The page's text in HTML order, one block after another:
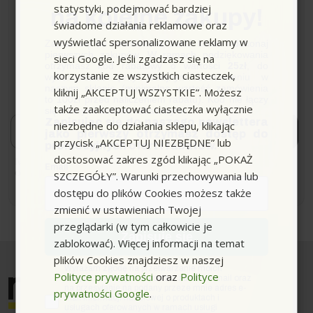
Newsletter
Zapisz się i bądź na bieżąco z naszymi nowościami i
ofertami!
*Dowiaduj się o premierach i promocjach jako pierwszy.
Zapisuję się!
Możesz zrezygnować w każdej chwili. W tym celu należy
odnaleźć szczegóły w naszej informacji prawnej.
statystyki, podejmować bardziej
świadome działania reklamowe oraz
wyświetlać spersonalizowane reklamy w
sieci Google. Jeśli zgadzasz się na
korzystanie ze wszystkich ciasteczek,
kliknij „AKCEPTUJ WSZYSTKIE”. Możesz
także zaakceptować ciasteczka wyłącznie
niezbędne do działania sklepu, klikając
przycisk „AKCEPTUJ NIEZBĘDNE” lub
dostosować zakres zgód klikając „POKAŻ
SZCZEGÓŁY”. Warunki przechowywania lub
dostępu do plików Cookies możesz także
zmienić w ustawieniach Twojej
przeglądarki (w tym całkowicie je
zablokować). Więcej informacji na temat
plików Cookies znajdziesz w naszej
Polityce prywatności oraz Polityce
prywatności Google.
na kolejne zakupy!
Zapisz się do newslettera, załóż konto i dokonaj
pierwszych zakupów. W ramach podziękowania
otrzymasz kod rabatowy o wartości
wykorzystania przy kolejnym zamówieniu w
naszym sklepie (minimalna wartość zamówienia
to 100zł przed naliczeniem rabatu). Kod nie łączy
się z innymi kodami rabatowymi.
Zapisując się do naszego newslettera
jako pierwszy otrzymasz dostęp do
promocyjnych ofert i rabatów.
Email
Zapisuję się
zgodaWyrażam zgodę na przetwarzanie moich
danych osobowych w postaci adresu e-mail oraz
na przesyłanie na podany przeze mnie adres e-
mail informacji handlowej o produktach i